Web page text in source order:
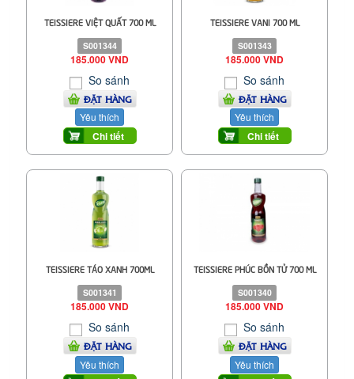
TEISSIERE VIỆT QUẤT 700 ML
S001344
185.000 VND
So sánh
ĐẶT HÀNG
Yêu thích
Chi tiết
TEISSIERE VANI 700 ML
S001343
185.000 VND
So sánh
ĐẶT HÀNG
Yêu thích
Chi tiết
TEISSIERE TÁO XANH 700ML
S001341
185.000 VND
So sánh
ĐẶT HÀNG
Yêu thích
TEISSIERE PHÚC BỒN TỬ 700 ML
S001340
185.000 VND
So sánh
ĐẶT HÀNG
Yêu thích